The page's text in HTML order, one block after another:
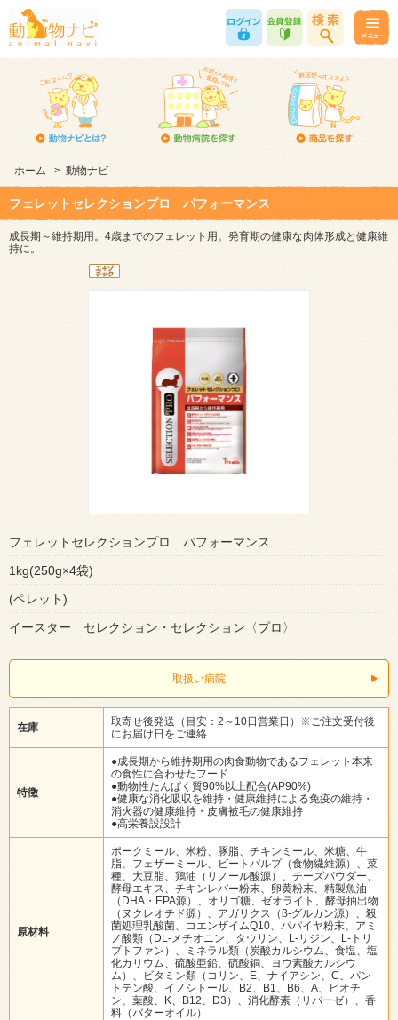
ホーム > 動物ナビ
フェレットセレクションプロ パフォーマンス
成長期～維持期用。4歳までのフェレット用。発育期の健康な肉体形成と健康維
持に。
フェレットセレクションプロ パフォーマンス
1kg(250g×4袋)
(ペレット)
イースター セレクション・セレクション〈プロ〉
取扱い病院
在庫
取寄せ後発送（目安：2～10日営業日）※ご注文受付後
にお届け日をご連絡
特徴
●成長期から維持期用の肉食動物であるフェレット本来
の食性に合わせたフード
●動物性たんぱく質90%以上配合(AP90%)
●健康な消化吸収を維持・健康維持による免疫の維持・
消火器の健康維持・皮膚被毛の健康維持
●高栄養設設計
原材料
ポークミール、米粉、豚脂、チキンミール、米糖、牛
脂、フェザーミール、ビートパルプ（食物繊維源）、菜
種、大豆脂、鶏油（リノール酸源）、チーズパウダー、
酵母エキス、チキンレバー粉末、卵黄粉末、精製魚油
（DHA・EPA源）、オリゴ糖、ゼオライト、酵母抽出物
（ヌクレオチド源）、アガリクス（β-グルカン源）、殺
菌処理乳酸菌、コエンザイムQ10、パパイヤ粉末、アミ
ノ酸類（DL-メチオニン、タウリン、L-リジン、L-トリ
プトファン）、ミネラル類（炭酸カルシウム、食塩、塩
化カリウム、硫酸亜鉛、硫酸銅、ヨウ素酸カルシウ
ム）、ビタミン類（コリン、E、ナイアシン、C、パン
トテン酸、イノシトール、B2、B1、B6、A、ビオチ
ン、葉酸、K、B12、D3）、消化酵素（リパーゼ）、香
料（バターオイル）